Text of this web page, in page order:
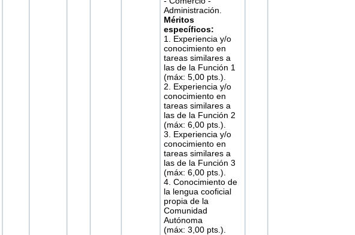
Administración.
Méritos
específicos:
1. Experiencia y/o
conocimiento en
tareas similares a
las de la Función 1
(máx: 5,00 pts.).
2. Experiencia y/o
conocimiento en
tareas similares a
las de la Función 2
(máx: 6,00 pts.).
3. Experiencia y/o
conocimiento en
tareas similares a
las de la Función 3
(máx: 6,00 pts.).
4. Conocimiento de
la lengua cooficial
propia de la
Comunidad
Autónoma
(máx: 3,00 pts.).